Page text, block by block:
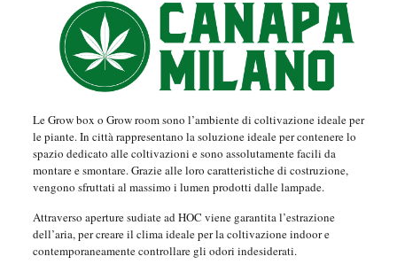
Le Grow box o Grow room sono l’ambiente di coltivazione ideale per
le piante. In città rappresentano la soluzione ideale per contenere lo
spazio dedicato alle coltivazioni e sono assolutamente facili da
montare e smontare. Grazie alle loro caratteristiche di costruzione,
vengono sfruttati al massimo i lumen prodotti dalle lampade.
Attraverso aperture sudiate ad HOC viene garantita l’estrazione
dell’aria, per creare il clima ideale per la coltivazione indoor e
contemporaneamente controllare gli odori indesiderati.